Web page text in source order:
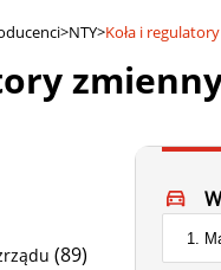
>NTY>Koła i
(89)